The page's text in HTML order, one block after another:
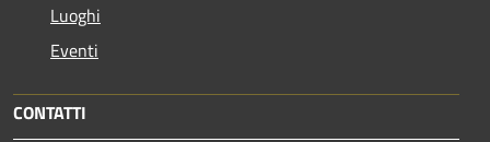
Luoghi
Eventi
CONTATTI